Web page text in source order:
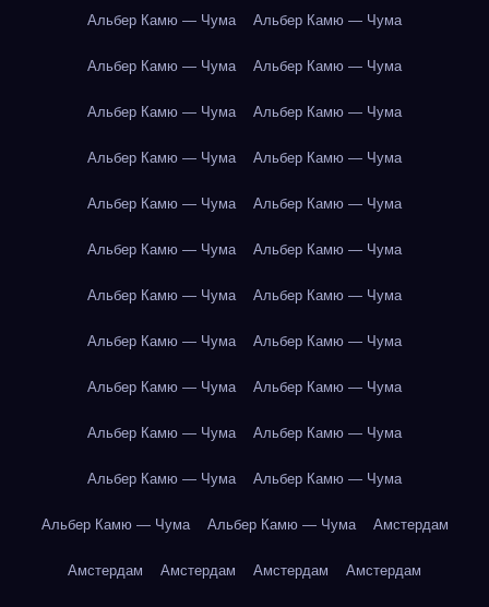
Альбер Камю — Чума Альбер Камю — Чума
Альбер Камю — Чума Альбер Камю — Чума
Альбер Камю — Чума Альбер Камю — Чума
Альбер Камю — Чума Альбер Камю — Чума
Альбер Камю — Чума Альбер Камю — Чума
Альбер Камю — Чума Альбер Камю — Чума
Альбер Камю — Чума Альбер Камю — Чума
Альбер Камю — Чума Альбер Камю — Чума
Альбер Камю — Чума Альбер Камю — Чума
Альбер Камю — Чума Альбер Камю — Чума
Альбер Камю — Чума Альбер Камю — Чума
Альбер Камю — Чума Альбер Камю — Чума Амстердам
Амстердам Амстердам Амстердам Амстердам